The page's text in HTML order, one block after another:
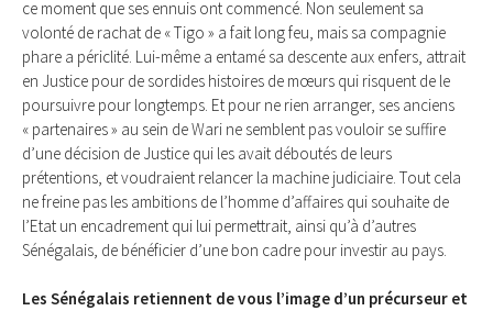
ce moment que ses ennuis ont commencé. Non seulement sa
volonté de rachat de « Tigo » a fait long feu, mais sa compagnie
phare a périclité. Lui-même a entamé sa descente aux enfers, attrait
en Justice pour de sordides histoires de mœurs qui risquent de le
poursuivre pour longtemps. Et pour ne rien arranger, ses anciens
« partenaires » au sein de Wari ne semblent pas vouloir se suffire
d’une décision de Justice qui les avait déboutés de leurs
prétentions, et voudraient relancer la machine judiciaire. Tout cela
ne freine pas les ambitions de l’homme d’affaires qui souhaite de
l’Etat un encadrement qui lui permettrait, ainsi qu’à d’autres
Sénégalais, de bénéficier d’une bon cadre pour investir au pays.
Les Sénégalais retiennent de vous l’image d’un précurseur et